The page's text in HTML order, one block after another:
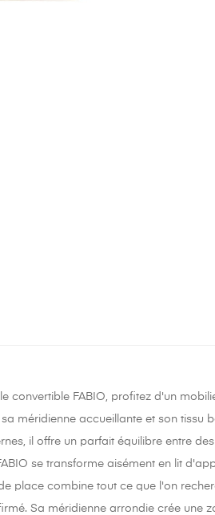
convertible FABIO, profitez d'un
méridienne accueillante et son
il offre un parfait équilibre entre
se transforme aisément en lit
place combine tout ce que l'on
Sa méridienne arrondie crée une